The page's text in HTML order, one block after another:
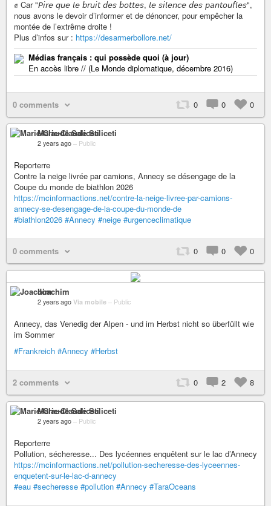
✊ Car "𝘗𝘪𝘳𝘦 𝘲𝘶𝘦 𝘭𝘦 𝘣𝘳𝘶𝘪𝘵 𝘥𝘦𝘴 𝘣𝘰𝘵𝘵𝘦𝘴, 𝘭𝘦 𝘴𝘪𝘭𝘦𝘯𝘤𝘦 𝘥𝘦𝘴 𝘱𝘢𝘯𝘵𝘰𝘶𝘧𝘭𝘦𝘴",
nous avons le devoir d’informer et de dénoncer, pour empêcher la
montée de l’extrême droite !
Plus d’infos sur : https://desarmerbollore.net/
Médias français : qui possède quoi (à jour)
En accès libre // (Le Monde diplomatique, décembre 2016)
0 comments 0 0 0
Marie-Claude Saliceti
2 years ago – Public
Reporterre
Contre la neige livrée par camions, Annecy se désengage de la
Coupe du monde de biathlon 2026
https://mcinformactions.net/contre-la-neige-livree-par-camions-
annecy-se-desengage-de-la-coupe-du-monde-de
#biathlon2026 #Annecy #neige #urgenceclimatique
0 comments 0 0 0
Joachim
2 years ago Via mobile – Public
Annecy, das Venedig der Alpen - und im Herbst nicht so überfüllt wie
im Sommer
#Frankreich #Annecy #Herbst
2 comments 0 2 8
Marie-Claude Saliceti
2 years ago – Public
Reporterre
Pollution, sécheresse... Des lycéennes enquêtent sur le lac d’Annecy
https://mcinformactions.net/pollution-secheresse-des-lyceennes-
enquetent-sur-le-lac-d-annecy
#eau #secheresse #pollution #Annecy #TaraOceans